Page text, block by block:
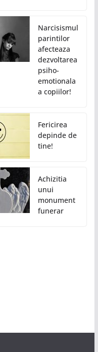
Narcisismul
parintilor
afecteaza
dezvoltarea
psiho-
emotionala
a copiilor!
Fericirea
depinde de
tine!
Achizitia
unui
monument
funerar